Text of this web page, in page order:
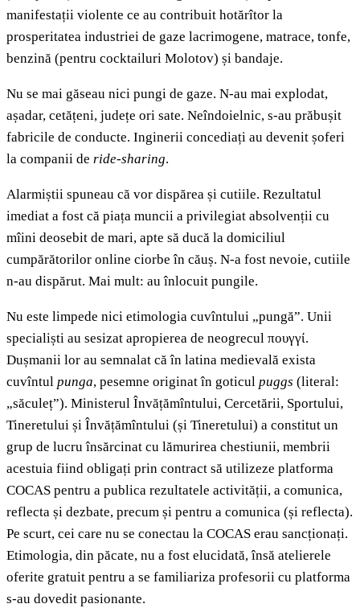
manifestații violente ce au contribuit hotărîtor la
prosperitatea industriei de gaze lacrimogene, matrace, tonfe,
benzină (pentru cocktailuri Molotov) și bandaje.
Nu se mai găseau nici pungi de gaze. N-au mai explodat,
așadar, cetățeni, județe ori sate. Neîndoielnic, s-au prăbușit
fabricile de conducte. Inginerii concediați au devenit șoferi
la companii de ride-sharing.
Alarmiștii spuneau că vor dispărea și cutiile. Rezultatul
imediat a fost că piața muncii a privilegiat absolvenții cu
mîini deosebit de mari, apte să ducă la domiciliul
cumpărătorilor online ciorbe în căuș. N-a fost nevoie, cutiile
n-au dispărut. Mai mult: au înlocuit pungile.
Nu este limpede nici etimologia cuvîntului „pungă”. Unii
specialiști au sesizat apropierea de neogrecul πουγγί.
Dușmanii lor au semnalat că în latina medievală exista
cuvîntul punga, pesemne originat în goticul puggs (literal:
„săculeț”). Ministerul Învățămîntului, Cercetării, Sportului,
Tineretului și Învățămîntului (și Tineretului) a constitut un
grup de lucru însărcinat cu lămurirea chestiunii, membrii
acestuia fiind obligați prin contract să utilizeze platforma
COCAS pentru a publica rezultatele activității, a comunica,
reflecta și dezbate, precum și pentru a comunica (și reflecta).
Pe scurt, cei care nu se conectau la COCAS erau sancționați.
Etimologia, din păcate, nu a fost elucidată, însă atelierele
oferite gratuit pentru a se familiariza profesorii cu platforma
s-au dovedit pasionante.